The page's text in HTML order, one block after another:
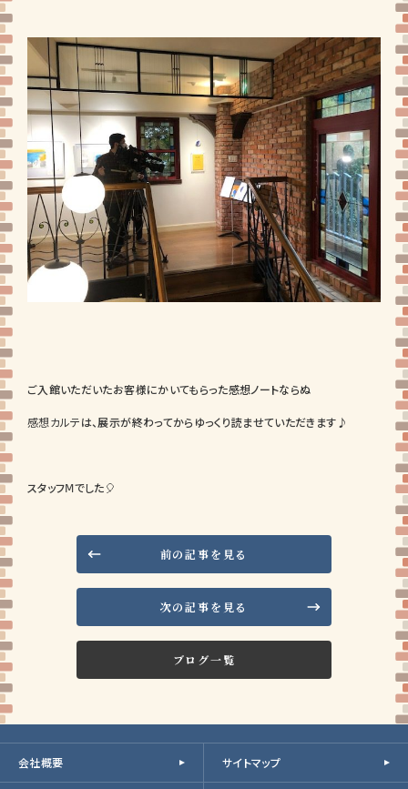
ご入館いただいたお客様にかいてもらった感想ノートならぬ
感想カルテは、展示が終わってからゆっくり読ませていただきます♪
スタッフⅯでした🎈
前の記事を見る
ブログ一覧
次の記事を見る
会社概要 サイトマップ